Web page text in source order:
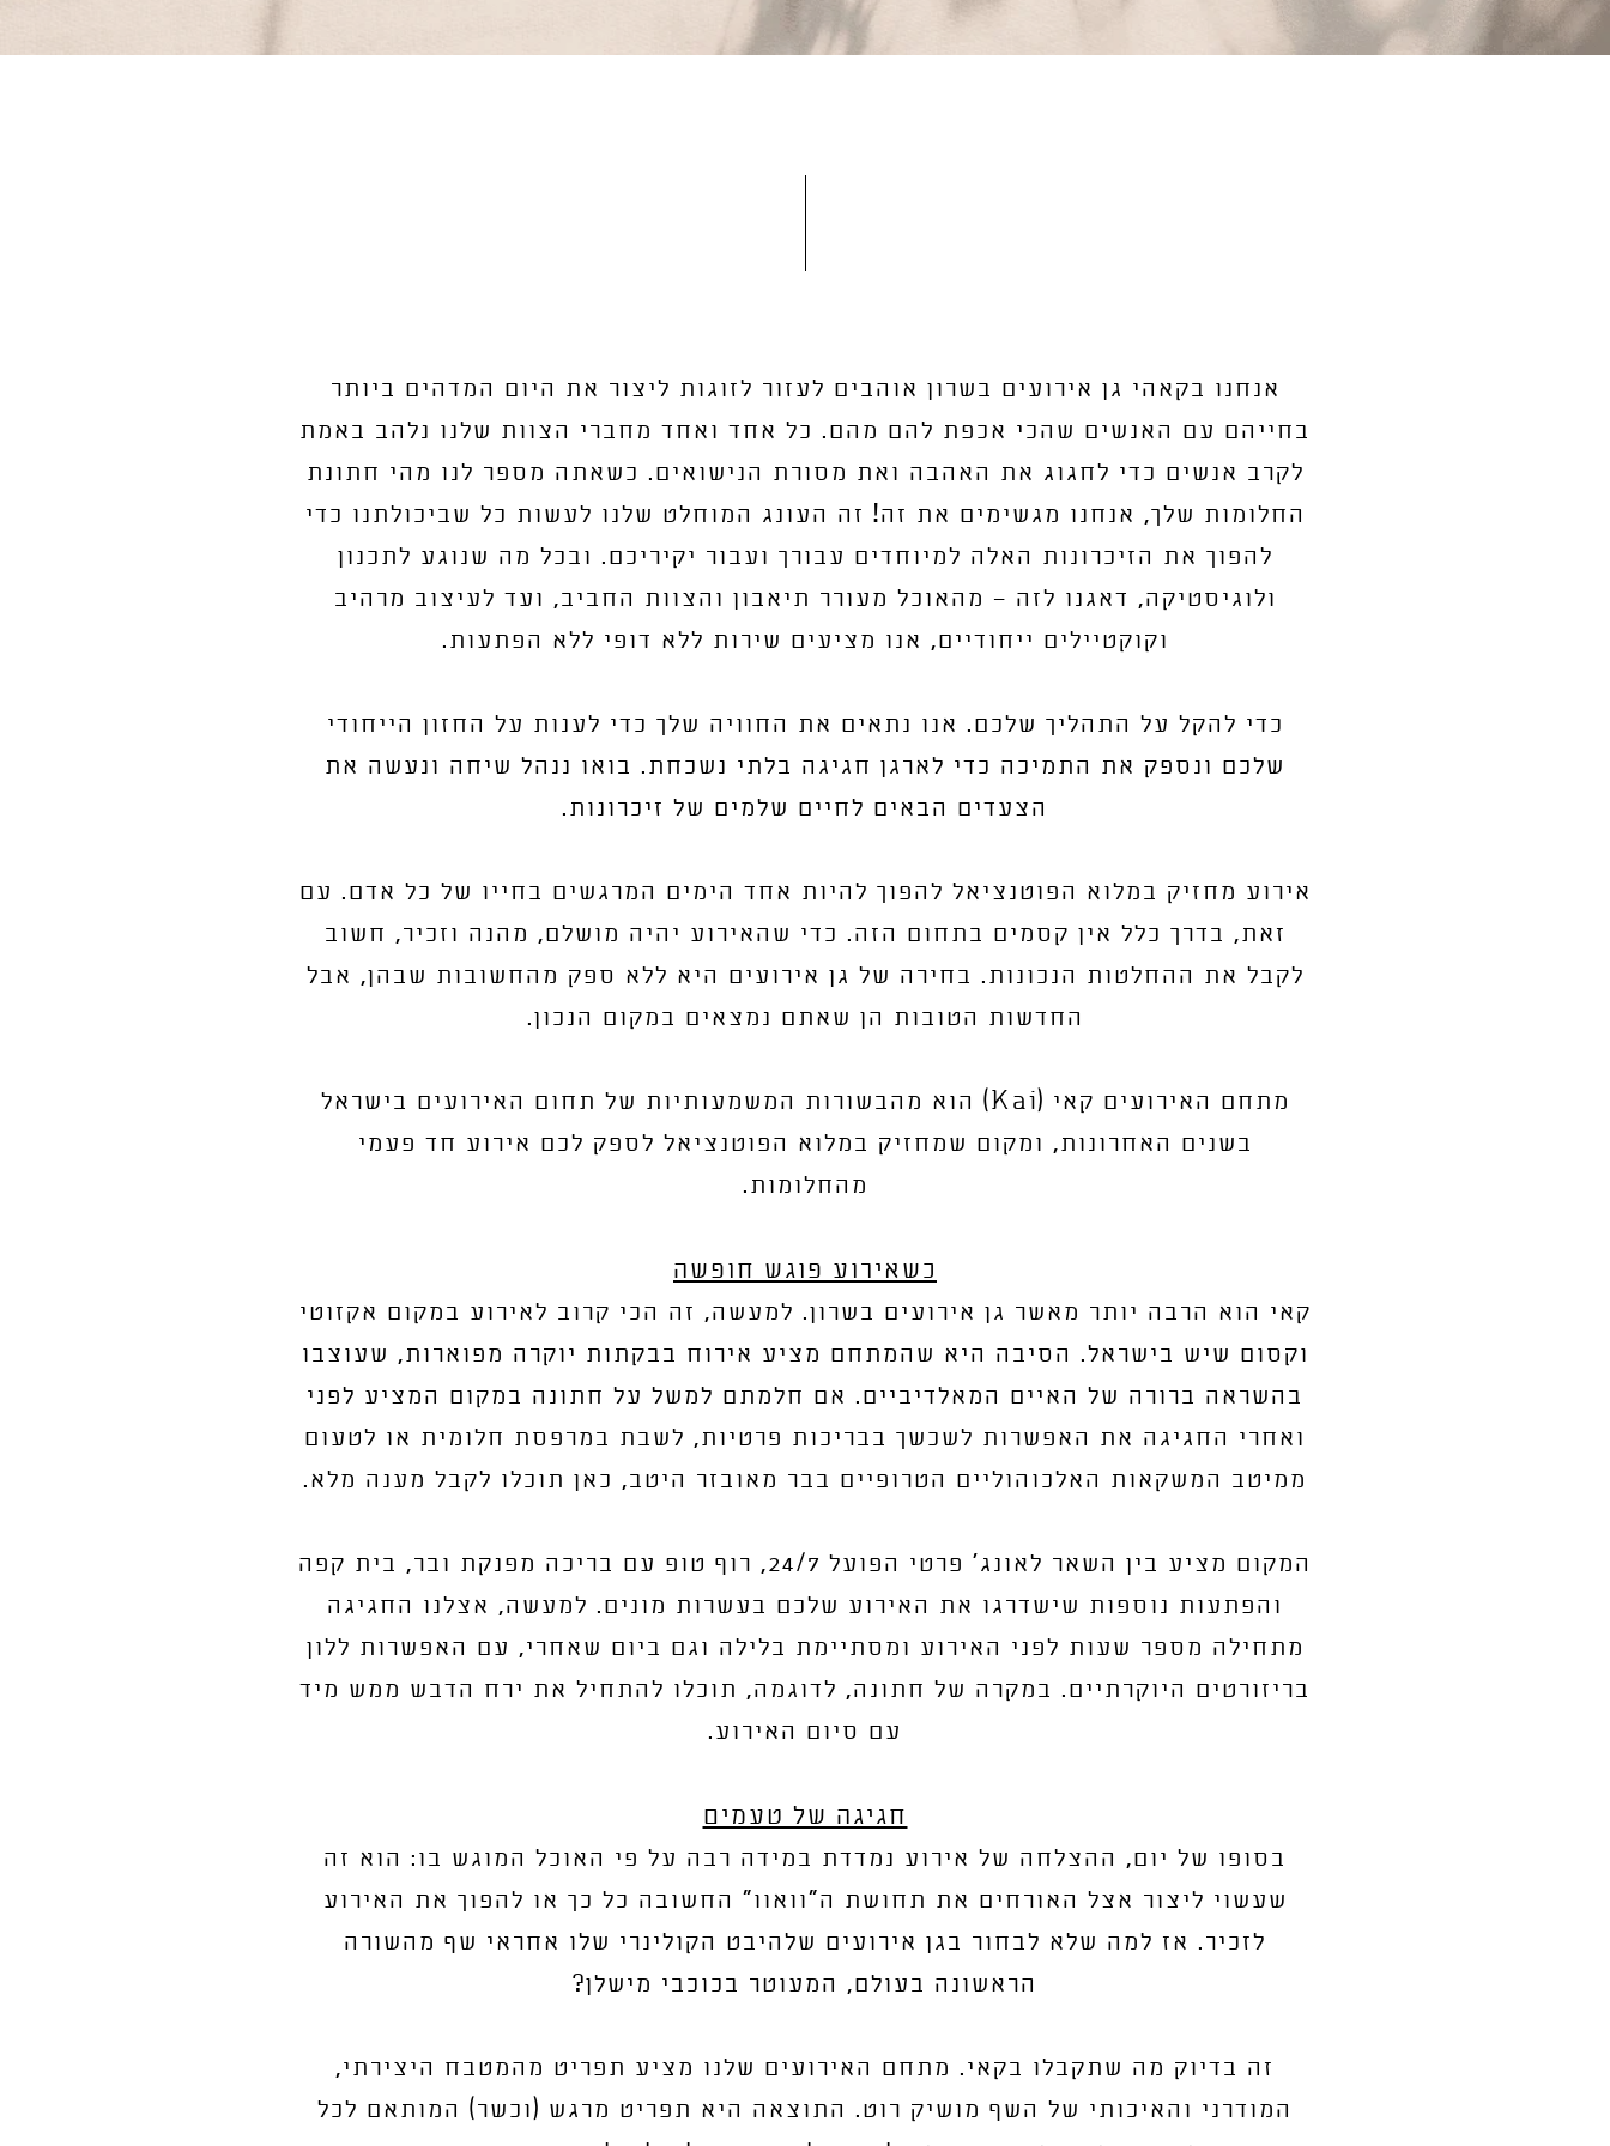
אנחנו בקאהי גן אירועים בשרון אוהבים לעזור לזוגות ליצור את היום המדהים ביותר
בחייהם עם האנשים שהכי אכפת להם מהם. כל אחד ואחד מחברי הצוות שלנו נלהב באמת
לקרב אנשים כדי לחגוג את האהבה ואת מסורת הנישואים. כשאתה מספר לנו מהי חתונת
החלומות שלך, אנחנו מגשימים את זה! זה העונג המוחלט שלנו לעשות כל שביכולתנו כדי
להפוך את הזיכרונות האלה למיוחדים עבורך ועבור יקיריכם. ובכל מה שנוגע לתכנון
ולוגיסטיקה, דאגנו לזה – מהאוכל מעורר תיאבון והצוות החביב, ועד לעיצוב מרהיב
וקוקטיילים ייחודיים, אנו מציעים שירות ללא דופי ללא הפתעות.
כדי להקל על התהליך שלכם. אנו נתאים את החוויה שלך כדי לענות על החזון הייחודי
שלכם ונספק את התמיכה כדי לארגן חגיגה בלתי נשכחת. בואו ננהל שיחה ונעשה את
הצעדים הבאים לחיים שלמים של זיכרונות.
אירוע מחזיק במלוא הפוטנציאל להפוך להיות אחד הימים המרגשים בחייו של כל אדם. עם
זאת, בדרך כלל אין קסמים בתחום הזה. כדי שהאירוע יהיה מושלם, מהנה וזכיר, חשוב
לקבל את ההחלטות הנכונות. בחירה של גן אירועים היא ללא ספק מהחשובות שבהן, אבל
החדשות הטובות הן שאתם נמצאים במקום הנכון.
מתחם האירועים קאי (Kai) הוא מהבשורות המשמעותיות של תחום האירועים בישראל
בשנים האחרונות, ומקום שמחזיק במלוא הפוטנציאל לספק לכם אירוע חד פעמי
מהחלומות.
כשאירוע פוגש חופשה
קאי הוא הרבה יותר מאשר גן אירועים בשרון. למעשה, זה הכי קרוב לאירוע במקום אקזוטי
וקסום שיש בישראל. הסיבה היא שהמתחם מציע אירוח בבקתות יוקרה מפוארות, שעוצבו
בהשראה ברורה של האיים המאלדיביים. אם חלמתם למשל על חתונה במקום המציע לפני
ואחרי החגיגה את האפשרות לשכשך בבריכות פרטיות, לשבת במרפסת חלומית או לטעום
ממיטב המשקאות האלכוהוליים הטרופיים בבר מאובזר היטב, כאן תוכלו לקבל מענה מלא.
המקום מציע בין השאר לאונג' פרטי הפועל 24/7, רוף טופ עם בריכה מפנקת ובר, בית קפה
והפתעות נוספות שישדרגו את האירוע שלכם בעשרות מונים. למעשה, אצלנו החגיגה
מתחילה מספר שעות לפני האירוע ומסתיימת בלילה וגם ביום שאחרי, עם האפשרות ללון
בריזורטים היוקרתיים. במקרה של חתונה, לדוגמה, תוכלו להתחיל את ירח הדבש ממש מיד
עם סיום האירוע.
חגיגה של טעמים
בסופו של יום, ההצלחה של אירוע נמדדת במידה רבה על פי האוכל המוגש בו: הוא זה
שעשוי ליצור אצל האורחים את תחושת ה"וואוו" החשובה כל כך או להפוך את האירוע
לזכיר. אז למה שלא לבחור בגן אירועים שלהיבט הקולינרי שלו אחראי שף מהשורה
הראשונה בעולם, המעוטר בכוכבי מישלן?
זה בדיוק מה שתקבלו בקאי. מתחם האירועים שלנו מציע תפריט מהמטבח היצירתי,
המודרני והאיכותי של השף מושיק רוט. התוצאה היא תפריט מרגש (וכשר) המותאם לכל